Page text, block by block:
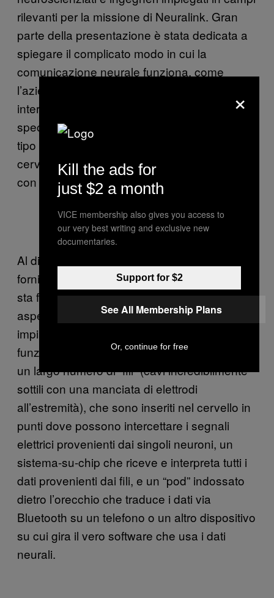
rilevanti per la missione di Neuralink. Gran
parte della presentazione è stata dedicata a
spiegare il complicato modo in cui la
comunicazione neurale funziona, come
l’azienda stia progettando chip per
interpretare l’attività cerebrale e come parti
specifiche del cervello darebbero al team il
tipo di dati di cui ha bisogno per permettere al
cervello di comunicare in modo significativo
con un sistema informatico.
Al di là delle questioni tecniche, il team ha
fornito alcune informazioni concrete su cosa
sta facendo ora, compresi dettagli su che
aspetto avrà il primo dispositivo che intende
impiantare nel cervello della gente e come
funzionerà. In breve, il dispositivo consiste di
un largo numero di “fili” (cavi incredibilmente
sottili con una manciata di elettrodi
all’estremità), che sono inseriti nel cervello in
punti dove possono intercettare i segnali
elettrici provenienti dai singoli neuroni, un
sistema-su-chip che riceve e interpreta tutti i
dati provenienti dai fili, e un “pod” indossato
dietro l’orecchio che traduce i dati via
Bluetooth su un telefono o un altro dispositivo
su cui gira il vero software che usa i dati
neurali.
×
Kill the ads for
just $2 a month
VICE membership also gives you access to
our very best writing and exclusive new
documentaries.
Support for $2
See All Membership Plans
Or, continue for free